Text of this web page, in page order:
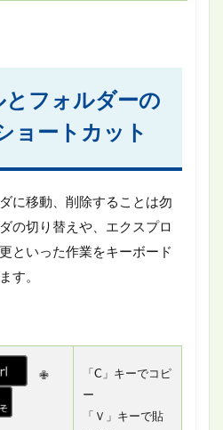
フォルダーの
ョートカット
に移動、削除することは勿
の切り替えや、エクスプロ
といった作業をキーボード
す。
✙
「C」キーでコピ
ー
「Ｖ」キーで貼